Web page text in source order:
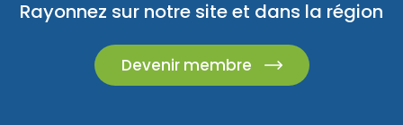
Rayonnez sur notre site et dans la région
Devenir membre